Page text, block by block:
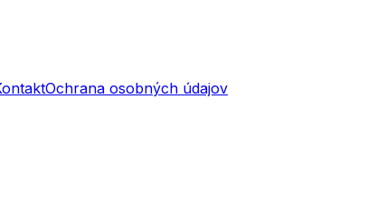
Ochrana osobných údajov